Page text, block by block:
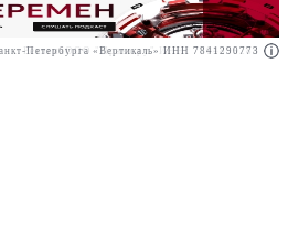
РекламаООО "Право.ру" ИНН: 7704835288
Петербурга «Вертикаль» ИНН 7841290773